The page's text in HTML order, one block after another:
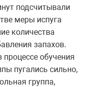
подсчитывали
меры испуга
количества
запахов.
обучения
пугались сильно,
группа,